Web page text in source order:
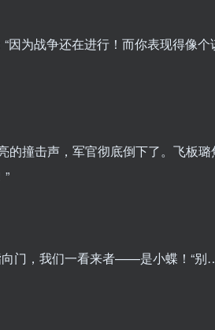
为战争还在进行！而你表现得像个
撞击声，军官彻底倒下了。飞板
门，我们一看来者——是小蝶！“